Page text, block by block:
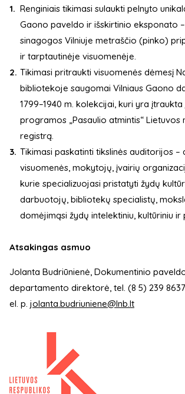
Renginiais tikimasi sulaukti pelnyto
Gaono paveldo ir išskirtinio eksponato
sinagogos Vilniuje metraščio (pinko)
ir tarptautinėje visuomenėje.
Tikimasi pritraukti visuomenės dėmesį
bibliotekoje saugomai Vilniaus Gaono
1799–1940 m. kolekcijai, kuri yra įtraukta
programos „Pasaulio atmintis“ Lietuvos
registrą.
Tikimasi paskatinti tikslinės auditorijos –
visuomenės, mokytojų, įvairių
kurie specializuojasi pristatyti žydų
darbuotojų, bibliotekų specialistų,
domėjimąsi žydų intelektiniu, kultūriniu ir
Atsakingas asmuo
Jolanta Budriūnienė, Dokumentinio
departamento direktorė, tel. (8 5) 239 8637,
el. p. jolanta.budriuniene@lnb.lt